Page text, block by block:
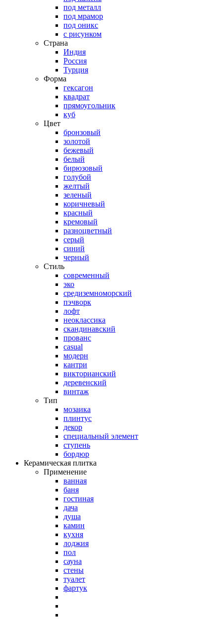
под металл
под мрамор
под оникс
с рисунком
Страна
Индия
Россия
Турция
Форма
гексагон
квадрат
прямоугольник
куб
Цвет
бронзовый
золотой
бежевый
белый
бирюзовый
голубой
желтый
зеленый
коричневый
красный
кремовый
разноцветный
серый
синий
черный
Стиль
современный
эко
средиземноморский
пэчворк
лофт
неоклассика
скандинавский
прованс
casual
модерн
кантри
викторианский
деревенский
винтаж
Тип
мозаика
плинтус
декор
специальный элемент
ступень
бордюр
Керамическая плитка
Применение
ванная
баня
гостиная
дача
душа
камин
кухня
лоджия
пол
сауна
стены
туалет
фартук